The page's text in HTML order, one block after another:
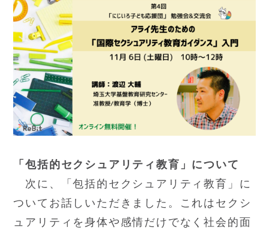
「包括的セクシュアリティ教育」について
次に、「包括的セクシュアリティ教育」に
ついてお話しいただきました。これはセクシ
ュアリティを身体や感情だけでなく社会的面